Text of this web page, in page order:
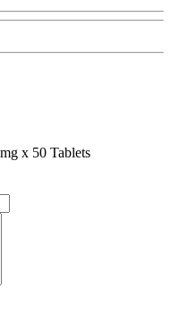
x 50 Tablets